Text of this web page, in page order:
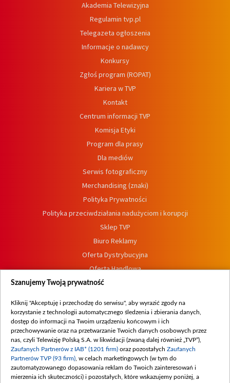
Akademia Telewizyjna
Regulamin tvp.pl
Telegazeta ogłoszenia
Informacje o nadawcy
Konkursy
Zgłoś program (ROPAT)
Kariera w TVP
Kontakt
Centrum informacji TVP
Komisja Etyki
Program dla prasy
Dla mediów
Serwis fotograficzny
Merchandising (znaki)
Polityka Prywatności
Polityka przeciwdziałania nadużyciom i korupcji
Sklep TVP
Biuro Reklamy
Oferta Dystrybucyjna
Oferta Handlowa
Dostępność
Procedura zgłoszeń wewnętrznych
Szanujemy Twoją prywatność
Kliknij "Akceptuję i przechodzę do serwisu", aby wyrazić zgody na
korzystanie z technologii automatycznego śledzenia i zbierania danych,
dostęp do informacji na Twoim urządzeniu końcowym i ich
przechowywanie oraz na przetwarzanie Twoich danych osobowych przez
nas, czyli Telewizję Polską S.A. w likwidacji (zwaną dalej również „TVP”),
Zaufanych Partnerów z IAB* (1201 firm) oraz pozostałych Zaufanych
Partnerów TVP (93 firm) , w celach marketingowych (w tym do
zautomatyzowanego dopasowania reklam do Twoich zainteresowań i
mierzenia ich skuteczności) i pozostałych, które wskazujemy poniżej, a